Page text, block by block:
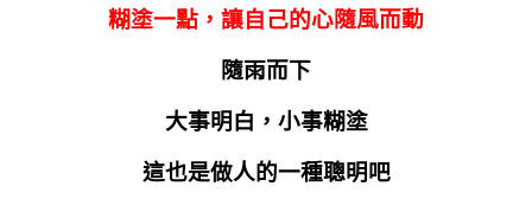
糊塗一點，讓自己的心隨風而動
隨雨而下
大事明白，小事糊塗
這也是做人的一種聰明吧